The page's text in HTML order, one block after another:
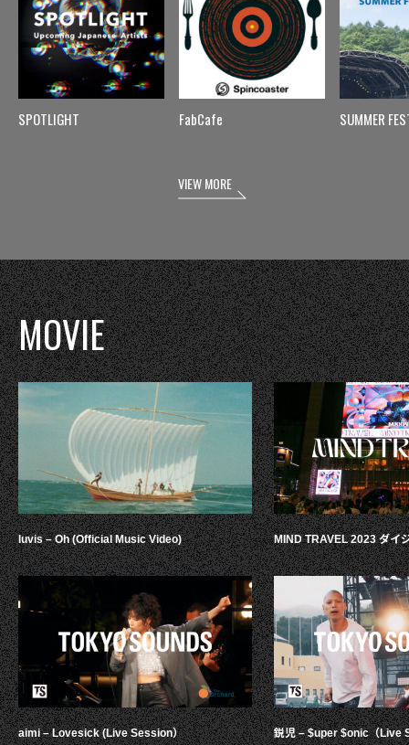
SPOTLIGHT FabCafe SUMMER
VIEW MORE
MOVIE
luvis – Oh (Official Music Video)
aimi – Lovesick (Live Session）
MIND TRAVEL 2023 ダイ
鋭児 – $uper $onic（Live